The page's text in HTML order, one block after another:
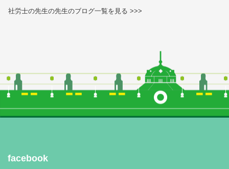
社労士の先生の先生のブログ一覧を見る >>>
facebook